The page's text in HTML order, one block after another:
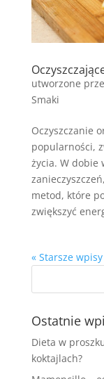
utworzone
Smaki
Oczyszczanie
popularności,
życia. W dobie
metod, które
zwiększyć
« Starsze wpisy
Ostatnie
Dieta w
koktajlach?